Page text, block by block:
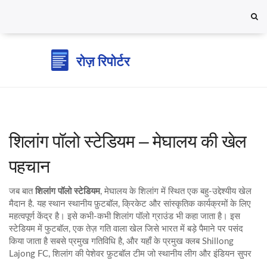
शिलांग पॉलो स्टेडियम – मेघालय की खेल
पहचान
जब बात शिलांग पॉलो स्टेडियम, मेघालय के शिलांग में स्थित एक बहु‑उद्देश्यीय खेल
मैदान है. यह स्थान स्थानीय फ़ुटबॉल, क्रिकेट और सांस्कृतिक कार्यक्रमों के लिए
महत्वपूर्ण केंद्र है। इसे कभी‑कभी शिलांग पॉलो ग्राउंडभी कहा जाता है। इस
स्टेडियम में फुटबॉल, एक तेज़ गति वाला खेल जिसे भारत में बड़े पैमाने पर पसंद
किया जाता हैसबसे प्रमुख गतिविधि है, और यहाँ के प्रमुख क्लब Shillong
Lajong FC, शिलांग की पेशेवर फ़ुटबॉल टीम जो स्थानीय लीग और इंडियन सुपर